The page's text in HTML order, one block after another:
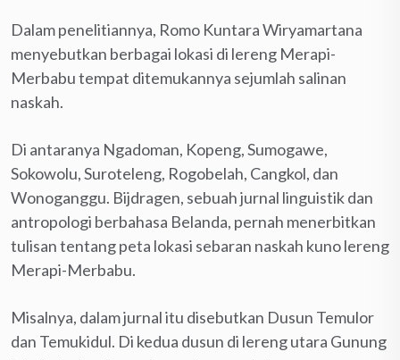
Dalam penelitiannya, Romo Kuntara Wiryamartana
menyebutkan berbagai lokasi di lereng Merapi-
Merbabu tempat ditemukannya sejumlah salinan
naskah.
Di antaranya Ngadoman, Kopeng, Sumogawe,
Sokowolu, Suroteleng, Rogobelah, Cangkol, dan
Wonoganggu. Bijdragen, sebuah jurnal linguistik dan
antropologi berbahasa Belanda, pernah menerbitkan
tulisan tentang peta lokasi sebaran naskah kuno lereng
Merapi-Merbabu.
Misalnya, dalam jurnal itu disebutkan Dusun Temulor
dan Temukidul. Di kedua dusun di lereng utara Gunung